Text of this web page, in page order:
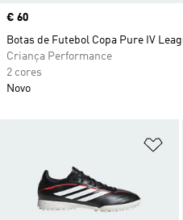
Price
€ 60
Botas de Futebol Copa Pure IV
Criança Performance
2 cores
Novo